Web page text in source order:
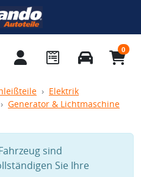
0
Elektrik
Generator & Lichtmaschine
sind
Sie Ihre